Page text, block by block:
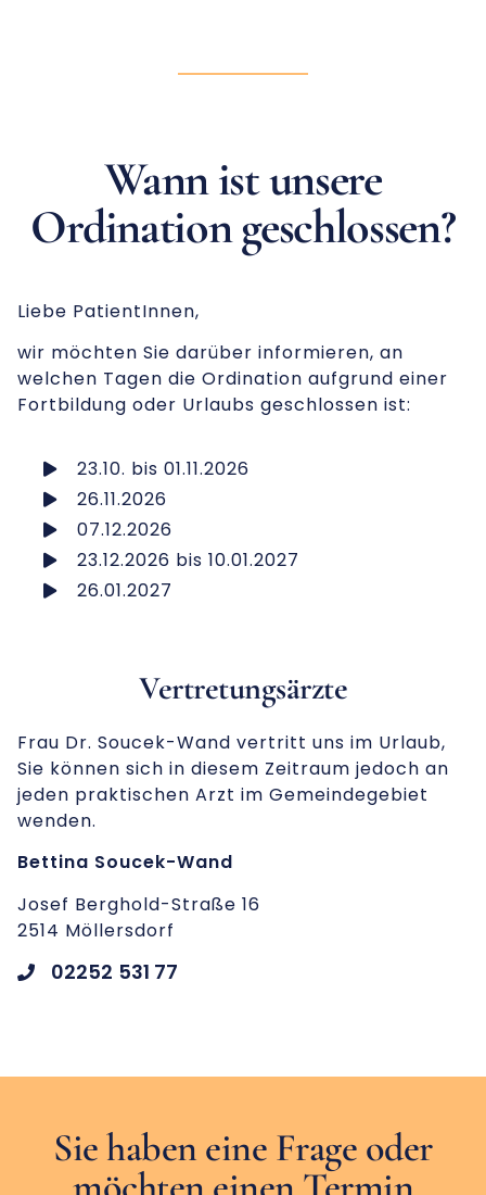
Wann ist unsere
Ordination geschlossen?
Liebe PatientInnen,
wir möchten Sie darüber informieren, an
welchen Tagen die Ordination aufgrund einer
Fortbildung oder Urlaubs geschlossen ist:
23.10. bis 01.11.2026
26.11.2026
07.12.2026
23.12.2026 bis 10.01.2027
26.01.2027
Vertretungsärzte
Frau Dr. Soucek-Wand vertritt uns im Urlaub,
Sie können sich in diesem Zeitraum jedoch an
jeden praktischen Arzt im Gemeindegebiet
wenden.
Bettina Soucek-Wand
Josef Berghold-Straße 16
2514 Möllersdorf
02252 531 77
Sie haben eine Frage oder